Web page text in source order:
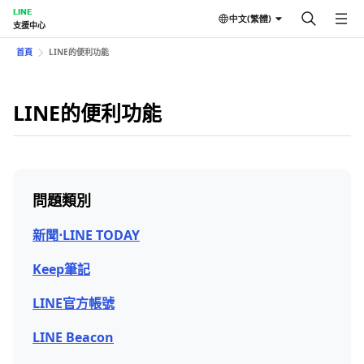
LINE
支援中心
中文(繁體)
首頁 LINE的便利功能
LINE的便利功能
問題類別
新聞⋅LINE TODAY
Keep筆記
LINE官方帳號
LINE Beacon